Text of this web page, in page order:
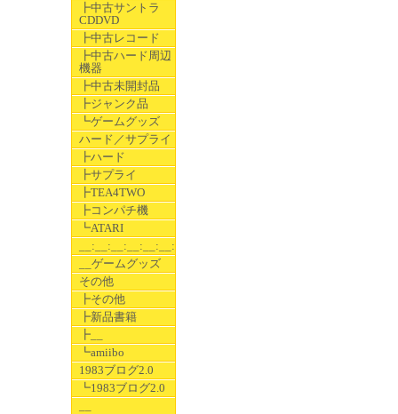
┣中古サントラ
CDDVD
┣中古レコード
┣中古ハード周辺
機器
┣中古未開封品
┣ジャンク品
┗ゲームグッズ
ハード／サプライ
┣ハード
┣サプライ
┣TEA4TWO
┣コンパチ機
┗ATARI
__:__:__:__:__:__:__
__ゲームグッズ
その他
┣その他
┣新品書籍
┣__
┗amiibo
1983ブログ2.0
┗1983ブログ2.0